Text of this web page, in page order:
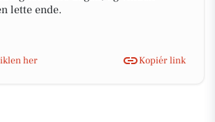
lette ende.
her
Kopiér link